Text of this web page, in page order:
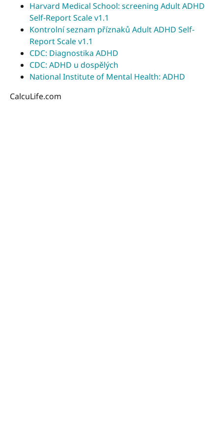
Harvard Medical School: screening Adult ADHD
Self-Report Scale v1.1
Kontrolní seznam příznaků Adult ADHD Self-
Report Scale v1.1
CDC: Diagnostika ADHD
CDC: ADHD u dospělých
National Institute of Mental Health: ADHD
CalcuLife.com